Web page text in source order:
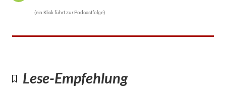
(ein Klick führt zur Podcastfolge)
Lese-Empfehlung